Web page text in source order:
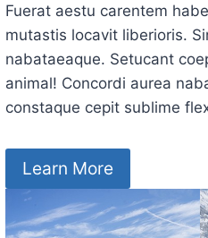
Fuerat aestu carentem
mutastis locavit liberioris.
nabataeaque. Setucant
animal! Concordi aurea
constaque cepit sublime
Learn More